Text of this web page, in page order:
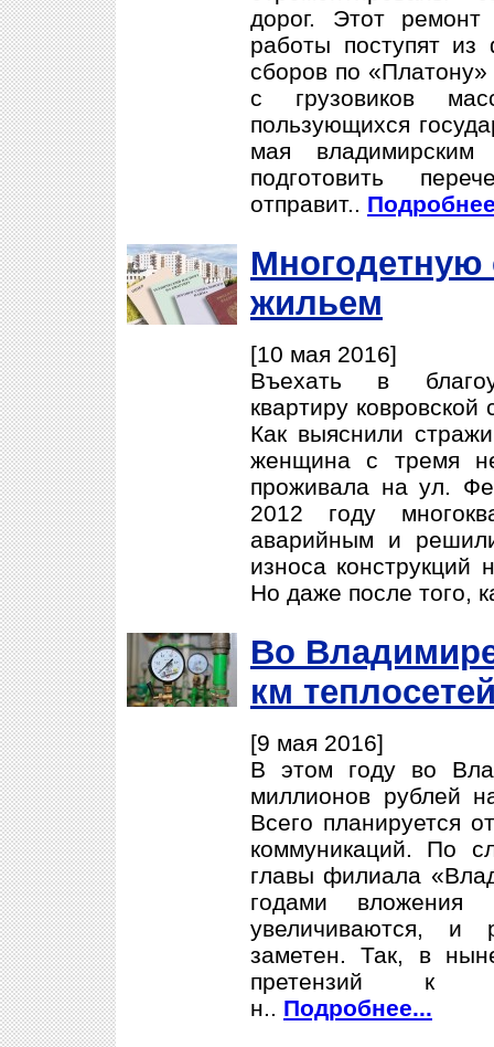
дорог. Этот
работы поступят
сборов по
с грузовиков
пользующихся
мая владимирским
подготовить
отправит..
жильем
[10 мая 2016]
Въехать в
квартиру
Как выяснили
женщина с тремя
проживала на ул.
2012 году
аварийным и
износа конструкций
Но даже после того,
Во
км
[9 мая 2016]
В этом году во
миллионов рублей
Всего планируется
коммуникаций. По
главы филиала
годами
увеличиваются, и
заметен. Так, в
претензий к
н.. Подробнее...